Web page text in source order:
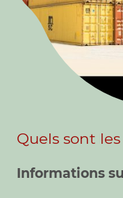
Quels sont
Informations